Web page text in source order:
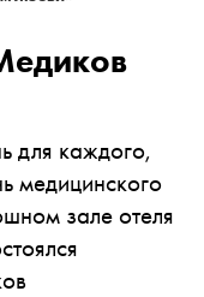
для каждого,
медицинского
зале отеля